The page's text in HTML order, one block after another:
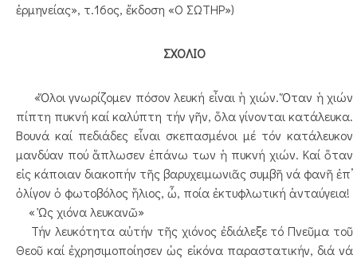
ἑρμηνείας», τ.16ος, ἔκδοση «Ο ΣΩΤΗΡ»)
ΣΧΟΛΙΟ
«Ὅλοι γνωρίζομεν πόσον λευκή εἶναι ἡ χιών. Ὅταν ἡ χιών
πίπτη πυκνή καί καλύπτη τήν γῆν, ὅλα γίνονται κατάλευκα.
Βουνά καί πεδιάδες εἶναι σκεπασμένοι μέ τόν κατάλευκον
μανδύαν πού ἅπλωσεν ἐπάνω των ἡ πυκνή χιών. Καί ὅταν
εἰς κάποιαν διακοπήν τῆς βαρυχειμωνιᾶς συμβῆ νά φανῆ ἐπ’
ὀλίγον ὁ φωτοβόλος ἥλιος, ὦ, ποία ἐκτυφλωτική ἀνταύγεια!
« Ὡς χιόνα λευκανῶ»
Τήν λευκότητα αὐτήν τῆς χιόνος ἐδιάλεξε τό Πνεῦμα τοῦ
Θεοῦ καί ἐχρησιμοποίησεν ὡς εἰκόνα παραστατικήν, διά νά